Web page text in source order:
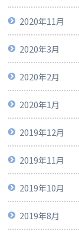
2020年11月
2020年3月
2020年2月
2020年1月
2019年12月
2019年11月
2019年10月
2019年8月